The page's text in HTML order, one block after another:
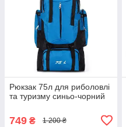
Рюкзак 75л для риболовлі
та туризму синьо-чорний
749 ₴ 1 200 ₴